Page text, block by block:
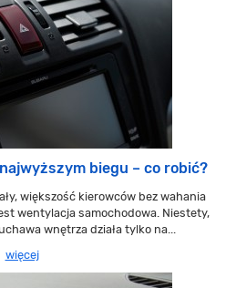
biegu – co robić?
większość kierowców bez wahania
wentylacja samochodowa. Niestety,
wnętrza działa tylko na...
więcej